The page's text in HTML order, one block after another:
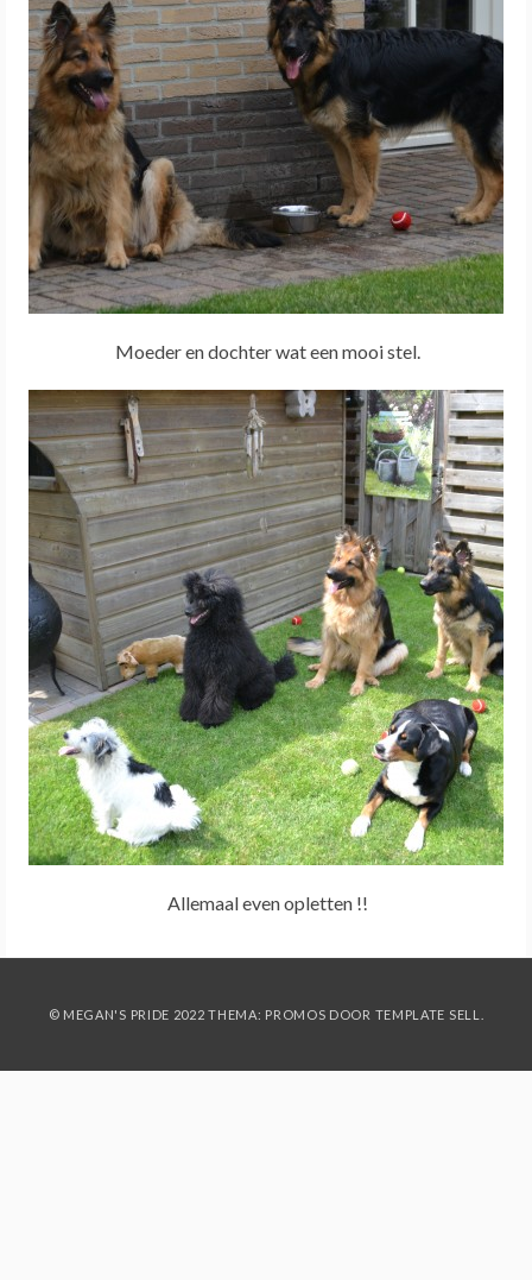
Moeder en dochter wat een mooi stel.
Allemaal even opletten !!
© MEGAN'S PRIDE 2022 THEMA: PROMOS DOOR TEMPLATE SELL